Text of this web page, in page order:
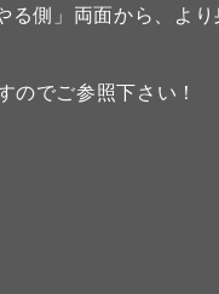
側」両面から、より
でご参照下さい！